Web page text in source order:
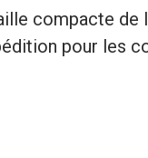
compacte de
pour les